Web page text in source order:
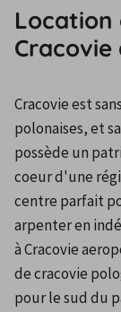
Location
Cracovie est
polonaises, et
possède un
coeur d'une
centre parfait
arpenter en
à Cracovie
de cracovie
pour le sud du